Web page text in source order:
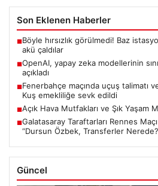
Son Eklenen Haberler
■Böyle hırsızlık görülmedi! Baz
akü çaldılar
■OpenAI, yapay zeka modellerinin
açıkladı
■Fenerbahçe maçında uçuş talimatı
Kuş emekliliğe sevk edildi
■Açık Hava Mutfakları ve Şık Yaşam
■Galatasaray Taraftarları Rennes
“Dursun Özbek, Transferler
Güncel